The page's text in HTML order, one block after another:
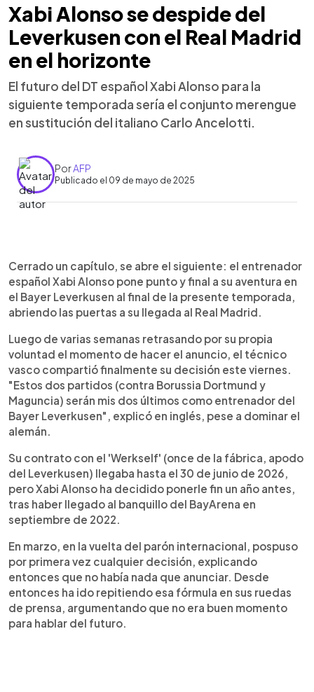
Xabi Alonso se despide del
Leverkusen con el Real Madrid
en el horizonte
El futuro del DT español Xabi Alonso para la
siguiente temporada sería el conjunto merengue
en sustitución del italiano Carlo Ancelotti.
PorAFP
Publicado el 09 de mayo de 2025
► Escuchar artículo
Cerrado un capítulo, se abre el siguiente: el entrenador
español Xabi Alonso pone punto y final a su aventura en
el Bayer Leverkusen al final de la presente temporada,
abriendo las puertas a su llegada al Real Madrid.
Luego de varias semanas retrasando por su propia
voluntad el momento de hacer el anuncio, el técnico
vasco compartió finalmente su decisión este viernes.
"Estos dos partidos (contra Borussia Dortmund y
Maguncia) serán mis dos últimos como entrenador del
Bayer Leverkusen", explicó en inglés, pese a dominar el
alemán.
Su contrato con el 'Werkself' (once de la fábrica, apodo
del Leverkusen) llegaba hasta el 30 de junio de 2026,
pero Xabi Alonso ha decidido ponerle fin un año antes,
tras haber llegado al banquillo del BayArena en
septiembre de 2022.
En marzo, en la vuelta del parón internacional, pospuso
por primera vez cualquier decisión, explicando
entonces que no había nada que anunciar. Desde
entonces ha ido repitiendo esa fórmula en sus ruedas
de prensa, argumentando que no era buen momento
para hablar del futuro.